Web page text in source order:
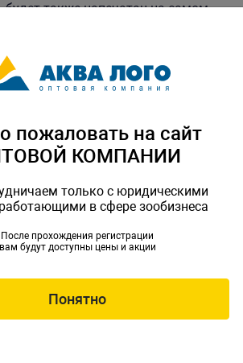
будет также напечатан на самом
пожаловать на сайт
КОМПАНИИ
только с юридическими
в сфере зообизнеса
После прохождения регистрации
вам будут доступны цены и акции
Понятно